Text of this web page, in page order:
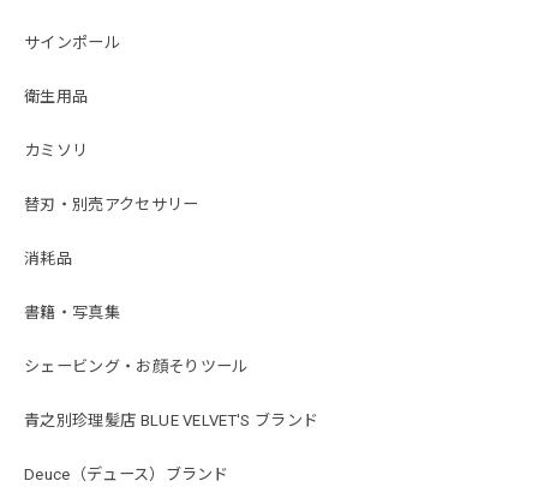
サインポール
衛生用品
カミソリ
替刃・別売アクセサリー
消耗品
書籍・写真集
シェービング・お顔そりツール
青之別珍理髪店 BLUE VELVET'S ブランド
Deuce（デュース）ブランド